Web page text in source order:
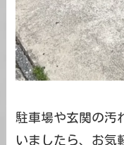
駐車場や玄関の汚
いましたら、お気